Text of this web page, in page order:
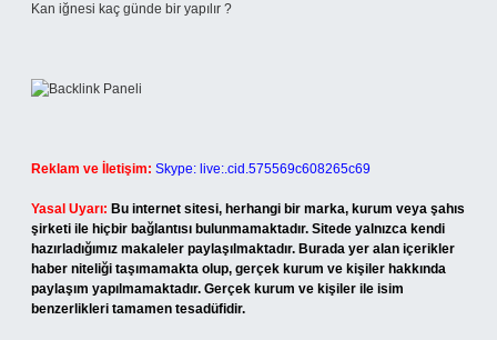
Kan iğnesi kaç günde bir yapılır ?
Reklam ve İletişim: Skype: live:.cid.575569c608265c69
Yasal Uyarı: Bu internet sitesi, herhangi bir marka, kurum veya şahıs
şirketi ile hiçbir bağlantısı bulunmamaktadır. Sitede yalnızca kendi
hazırladığımız makaleler paylaşılmaktadır. Burada yer alan içerikler
haber niteliği taşımamakta olup, gerçek kurum ve kişiler hakkında
paylaşım yapılmamaktadır. Gerçek kurum ve kişiler ile isim
benzerlikleri tamamen tesadüfidir.